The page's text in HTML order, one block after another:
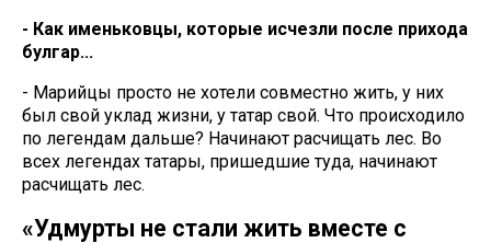
- Как именьковцы, которые исчезли после прихода
булгар...
- Марийцы просто не хотели совместно жить, у них
был свой уклад жизни, у татар свой. Что происходило
по легендам дальше? Начинают расчищать лес. Во
всех легендах татары, пришедшие туда, начинают
расчищать лес.
«Удмурты не стали жить вместе с